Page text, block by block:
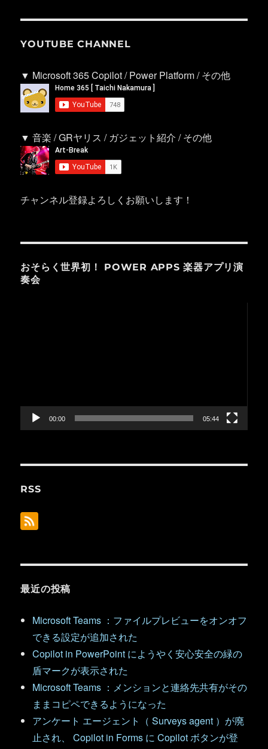
YOUTUBE CHANNEL
▼ Microsoft 365 Copilot / Power Platform / その他
▼ 音楽 / GRヤリス / ガジェット紹介 / その他
チャンネル登録よろしくお願いします！
おそらく世界初！ POWER APPS 楽器アプリ演
奏会
ー
00:00 05:44
RSS
最近の投稿
Microsoft Teams ：ファイルプレビューをオンオフ
できる設定が追加された
Copilot in PowerPoint にようやく安心安全の緑の
盾マークが表示された
Microsoft Teams ：メンションと連絡先共有がその
ままコピペできるようになった
アンケート エージェント（ Surveys agent ）が廃
止され、 Copilot in Forms に Copilot ボタンが登